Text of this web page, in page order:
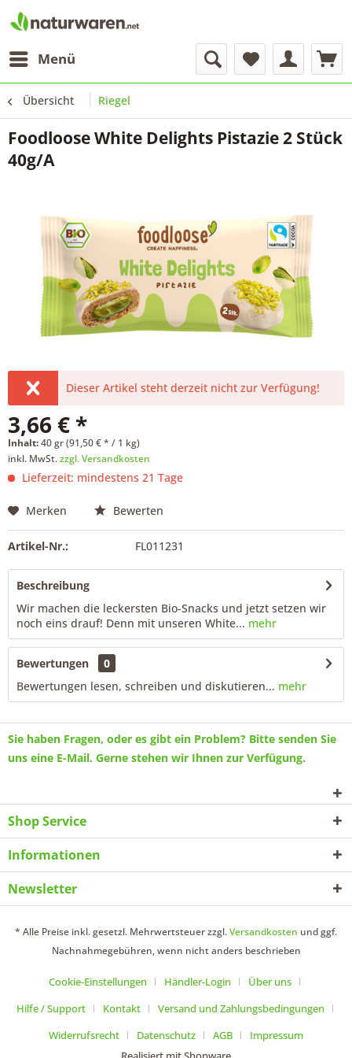
Menü
Übersicht Riegel
Foodloose White Delights Pistazie 2 Stück
40g/A
Dieser Artikel steht derzeit nicht zur Verfügung!
3,66 € *
Inhalt:40 gr (91,50 € * / 1 kg)
inkl. MwSt.zzgl. Versandkosten
Lieferzeit: mindestens 21 Tage
Merken Bewerten
Artikel-Nr.: FL011231
Beschreibung
Wir machen die leckersten Bio-Snacks und jetzt setzen wir
noch eins drauf! Denn mit unseren White... mehr
Bewertungen
0
Bewertungen lesen, schreiben und diskutieren... mehr
Sie haben Fragen, oder es gibt ein Problem? Bitte senden Sie
uns eine E-Mail. Gerne stehen wir Ihnen zur Verfügung.
Shop Service
Informationen
Newsletter
* Alle Preise inkl. gesetzl. Mehrwertsteuer zzgl.Versandkosten und ggf.
Nachnahmegebühren, wenn nicht anders beschrieben
Cookie-Einstellungen Händler-Login
Über uns
Hilfe / Support
Kontakt
Versand und Zahlungsbedingungen
Widerrufsrecht
Datenschutz AGB
Impressum